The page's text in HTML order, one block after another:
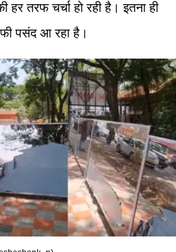
तरफ चर्चा हो रही है। इतना ही
पसंद आ रहा है।